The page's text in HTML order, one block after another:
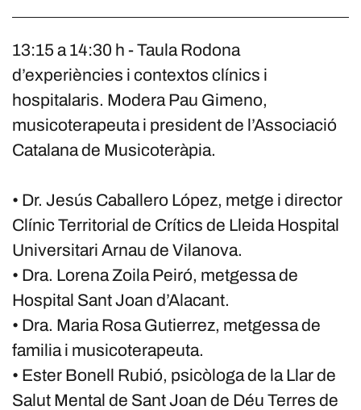
13:15 a 14:30 h - Taula Rodona
d’experiències i contextos clínics i
hospitalaris. Modera Pau Gimeno,
musicoterapeuta i president de l’Associació
Catalana de Musicoteràpia.
• Dr. Jesús Caballero López, metge i director
Clínic Territorial de Crítics de Lleida Hospital
Universitari Arnau de Vilanova.
• Dra. Lorena Zoila Peiró, metgessa de
Hospital Sant Joan d’Alacant.
• Dra. Maria Rosa Gutierrez, metgessa de
familia i musicoterapeuta.
• Ester Bonell Rubió, psicòloga de la Llar de
Salut Mental de Sant Joan de Déu Terres de